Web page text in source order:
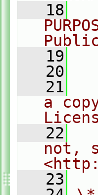
   18
   19
   20
   21
a
   22
not,
   23